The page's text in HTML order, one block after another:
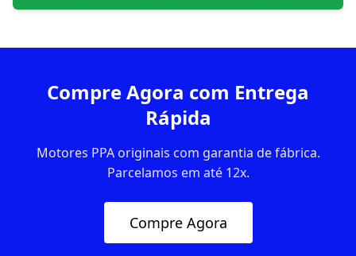
Compre Agora com Entrega
Rápida
Motores PPA originais com garantia de fábrica.
Parcelamos em até 12x.
Compre Agora